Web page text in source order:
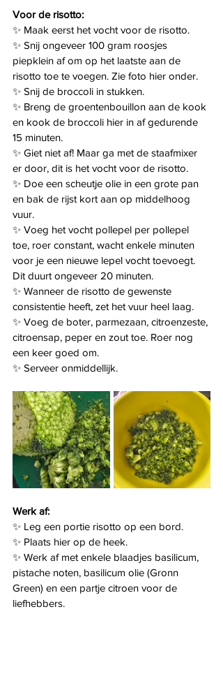
Voor de risotto:
✨ Maak eerst het vocht voor de risotto.
✨ Snij ongeveer 100 gram roosjes
piepklein af om op het laatste aan de
risotto toe te voegen. Zie foto hier onder.
✨ Snij de broccoli in stukken.
✨ Breng de groentenbouillon aan de kook
en kook de broccoli hier in af gedurende
15 minuten.
✨ Giet niet af! Maar ga met de staafmixer
er door, dit is het vocht voor de risotto.
✨ Doe een scheutje olie in een grote pan
en bak de rijst kort aan op middelhoog
vuur.
✨ Voeg het vocht pollepel per pollepel
toe, roer constant, wacht enkele minuten
voor je een nieuwe lepel vocht toevoegt.
Dit duurt ongeveer 20 minuten.
✨ Wanneer de risotto de gewenste
consistentie heeft, zet het vuur heel laag.
✨ Voeg de boter, parmezaan, citroenzeste,
citroensap, peper en zout toe. Roer nog
een keer goed om.
✨ Serveer onmiddellijk.
Werk af:
✨ Leg een portie risotto op een bord.
✨ Plaats hier op de heek.
✨ Werk af met enkele blaadjes basilicum,
pistache noten, basilicum olie (Gronn
Green) en een partje citroen voor de
liefhebbers.